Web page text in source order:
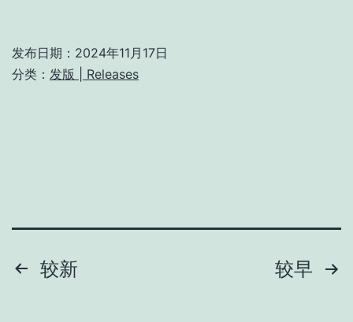
发布日期： 2024年11月17日
分类： 发版 | Releases
文 较新 较早